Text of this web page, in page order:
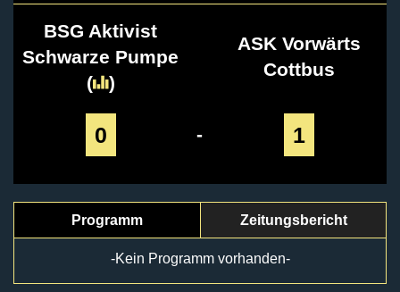
BSG Aktivist
Schwarze Pumpe
(
)
ASK Vorwärts
Cottbus
0 - 1
Programm Zeitungsbericht
-Kein Programm vorhanden-